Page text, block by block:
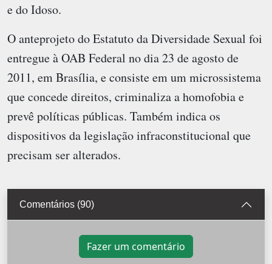
e do Idoso.
O anteprojeto do Estatuto da Diversidade Sexual foi
entregue à OAB Federal no dia 23 de agosto de
2011, em Brasília, e consiste em um microssistema
que concede direitos, criminaliza a homofobia e
prevê políticas públicas. Também indica os
dispositivos da legislação infraconstitucional que
precisam ser alterados.
Comentários (90)
Fazer um comentário